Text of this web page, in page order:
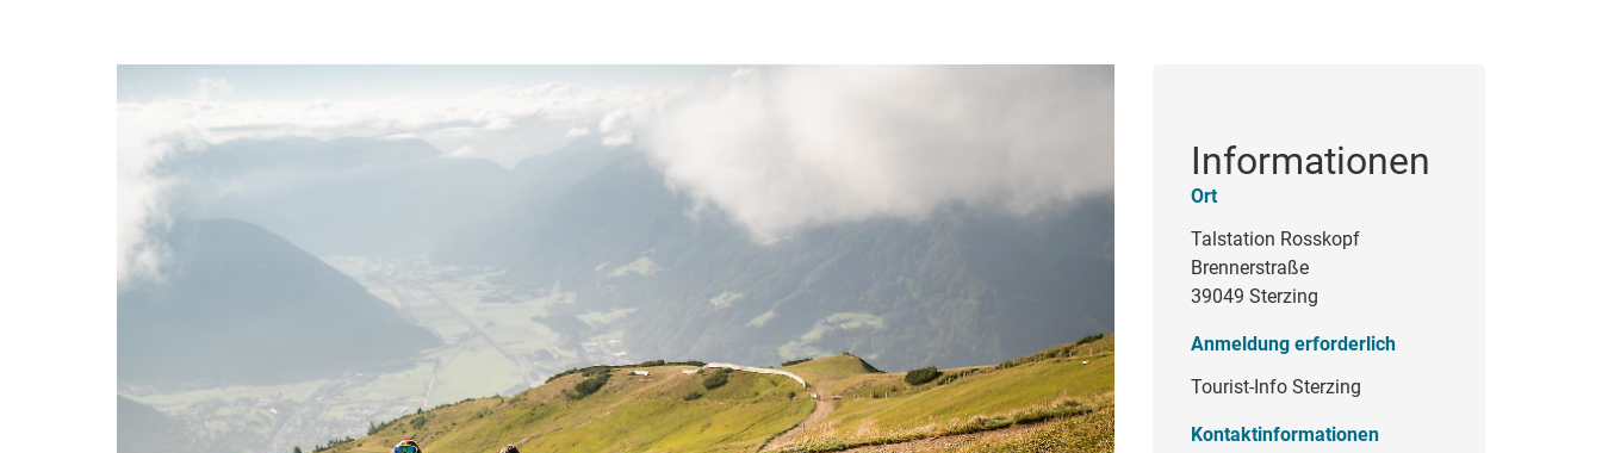
Informationen
Ort
Talstation Rosskopf
Brennerstraße
39049 Sterzing
Anmeldung erforderlich
Tourist-Info Sterzing
Kontaktinformationen